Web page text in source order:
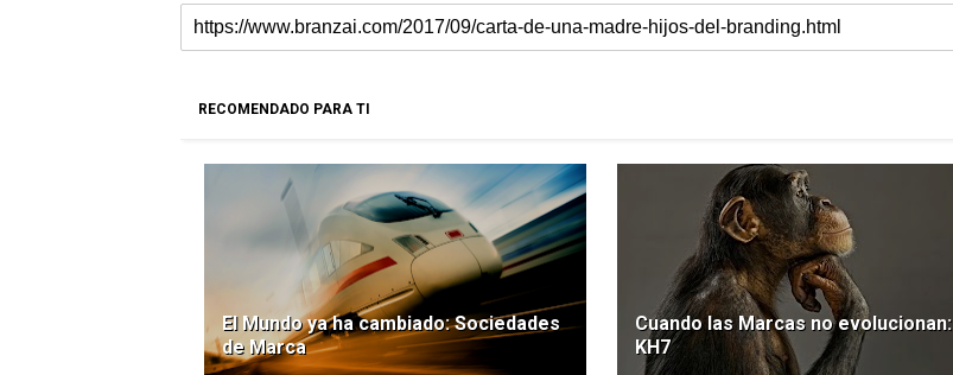
RECOMENDADO PARA TI
El Mundo ya ha cambiado: Sociedades
de Marca
Cuando las Marcas no evolucionan:
KH7